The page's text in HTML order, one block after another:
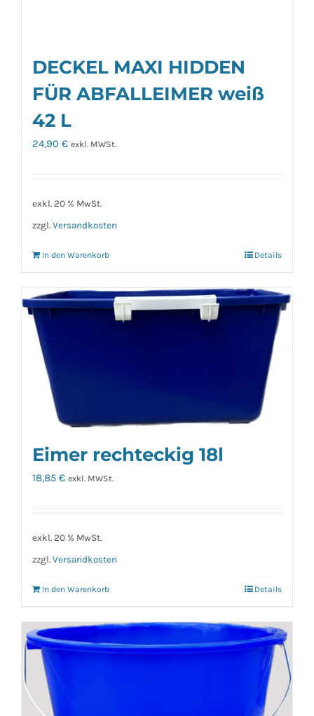
DECKEL MAXI HIDDEN
FÜR ABFALLEIMER weiß
42 L
24,90 € exkl. MWSt.
exkl. 20 % MwSt.
zzgl. Versandkosten
In den Warenkorb Details
Eimer rechteckig 18l
18,85 € exkl. MWSt.
exkl. 20 % MwSt.
zzgl. Versandkosten
In den Warenkorb Details